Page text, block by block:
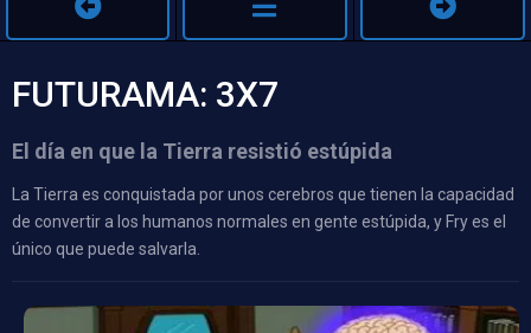
FUTURAMA: 3X7
El día en que la Tierra resistió estúpida
La Tierra es conquistada por unos cerebros que tienen la capacidad
de convertir a los humanos normales en gente estúpida, y Fry es el
único que puede salvarla.